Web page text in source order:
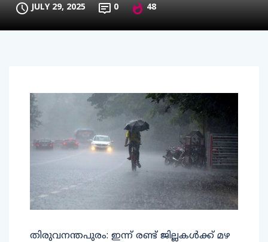
JULY 29, 2025 0 48
തിരുവനന്തപുരം: ഇന്ന് രണ്ട് ജില്ലകൾക്ക് മഴ